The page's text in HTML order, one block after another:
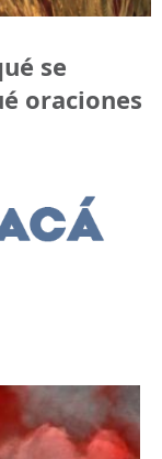
se
oraciones